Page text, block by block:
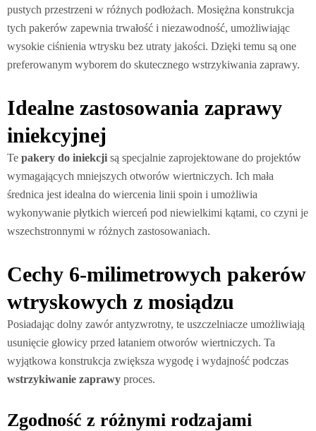
pustych przestrzeni w różnych podłożach. Mosiężna konstrukcja
tych pakerów zapewnia trwałość i niezawodność, umożliwiając
wysokie ciśnienia wtrysku bez utraty jakości. Dzięki temu są one
preferowanym wyborem do skutecznego wstrzykiwania zaprawy.
Idealne zastosowania zaprawy
iniekcyjnej
Te pakery do iniekcji są specjalnie zaprojektowane do projektów
wymagających mniejszych otworów wiertniczych. Ich mała
średnica jest idealna do wiercenia linii spoin i umożliwia
wykonywanie płytkich wierceń pod niewielkimi kątami, co czyni je
wszechstronnymi w różnych zastosowaniach.
Cechy 6-milimetrowych pakerów
wtryskowych z mosiądzu
Posiadając dolny zawór antyzwrotny, te uszczelniacze umożliwiają
usunięcie głowicy przed łataniem otworów wiertniczych. Ta
wyjątkowa konstrukcja zwiększa wygodę i wydajność podczas
wstrzykiwanie zaprawy proces.
Zgodność z różnymi rodzajami